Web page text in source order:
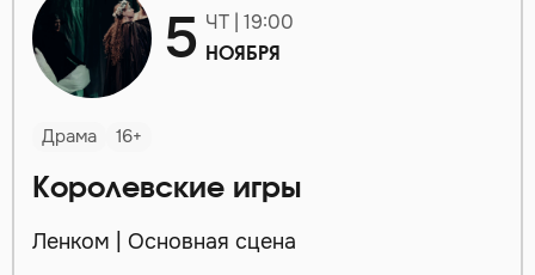
5 ЧТ | 19:00
НОЯБРЯ
Драма 16+
Королевские игры
Ленком | Основная сцена